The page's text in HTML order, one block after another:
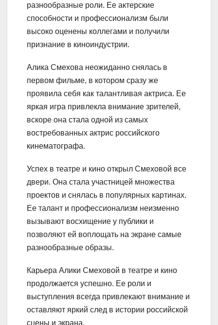
разнообразные роли. Ее актерские
способности и профессионализм были
высоко оценены коллегами и получили
признание в киноиндустрии.
Алика Смехова неожиданно снялась в
первом фильме, в котором сразу же
проявила себя как талантливая актриса. Ее
яркая игра привлекла внимание зрителей,
вскоре она стала одной из самых
востребованных актрис российского
кинематографа.
Успех в театре и кино открыл Смеховой все
двери. Она стала участницей множества
проектов и снялась в популярных картинах.
Ее талант и профессионализм неизменно
вызывают восхищение у публики и
позволяют ей воплощать на экране самые
разнообразные образы.
Карьера Алики Смеховой в театре и кино
продолжается успешно. Ее роли и
выступления всегда привлекают внимание и
оставляют яркий след в истории российской
сцены и экрана.